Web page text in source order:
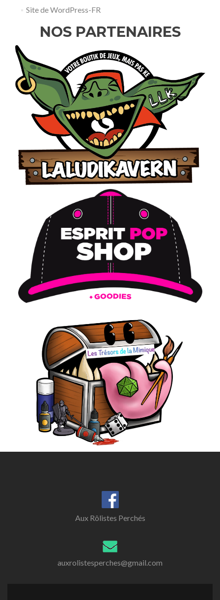
Site de WordPress-FR
NOS PARTENAIRES
Aux Rôlistes Perchés
auxrolistesperches@gmail.com